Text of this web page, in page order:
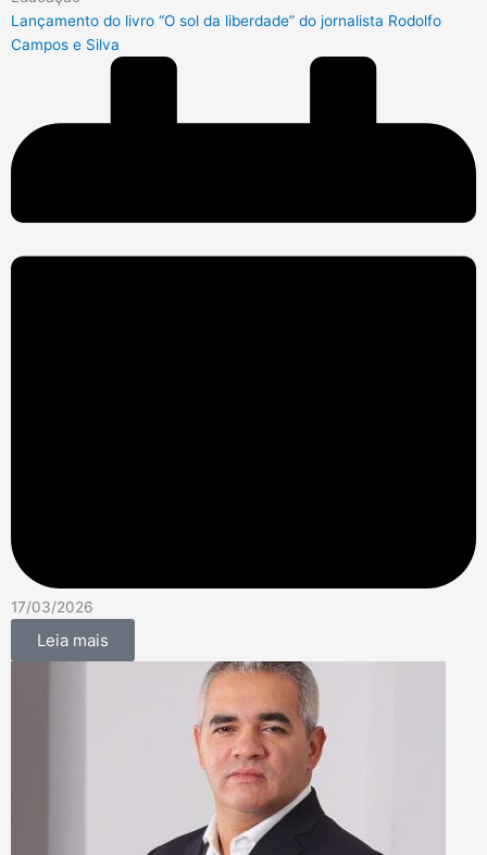
Lançamento do livro “O sol da liberdade” do jornalista Rodolfo
Campos e Silva
17/03/2026
Leia mais